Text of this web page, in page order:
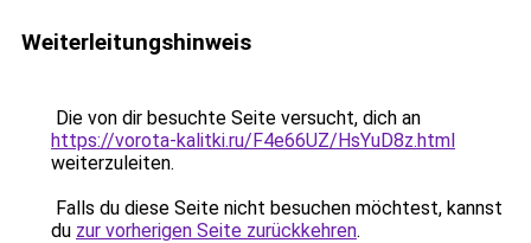
Weiterleitungshinweis
Die von dir besuchte Seite versucht, dich an
https://vorota-kalitki.ru/F4e66UZ/HsYuD8z.html
weiterzuleiten.
Falls du diese Seite nicht besuchen möchtest, kannst
du zur vorherigen Seite zurückkehren.